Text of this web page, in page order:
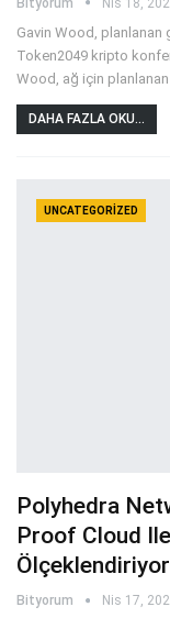
Gavin Wood, planlanan
Token2049 kripto
Wood, ağ için
DAHA FAZLA OKU...
UNCATEGORIZED
Polyhedra
Proof Cloud Ile
Bityorum Nis 17,